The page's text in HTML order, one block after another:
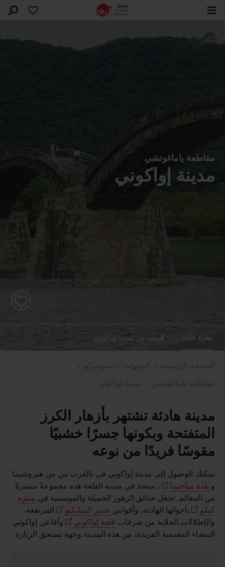
مقاطعة ياماغوتشي
مدينة إواكوني
نظرة عامة قريب من مدينة إواكوني
مدينة هادئة تشتهر بأزهار الكرز
المتفتحة وبكونها جسرًا خشبيًا
مقوسًا فريدًا من نوعه
يمكنك الوصول إلى مدينة إواكوني في بالقرب من من هيروشيما
و بلدة مياجيما
، ستجد في مدينة القلعة هذه مجموعةً متميزةً
من المعالم. تجعل حدائق الزهور الجميلة والموسمية في منتزه
كيكو
بأجوائها الهادئة، وأقواس جسر كينتايكيو
المرتفعة،
والإطلالات الخلابة من شرفات قلعة إواكوني
وأفاعي إواكوني
البيضاء المقدسة الفريدة، من هذه المدينة وجهة تستحق الزيارة.